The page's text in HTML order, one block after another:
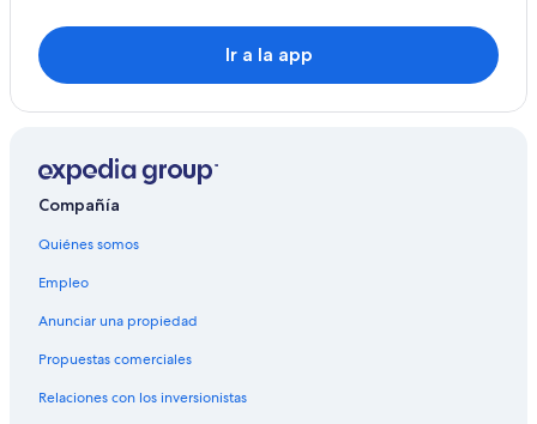
Ir a la app
Compañía
Quiénes somos
Empleo
Anunciar una propiedad
Propuestas comerciales
Relaciones con los inversionistas